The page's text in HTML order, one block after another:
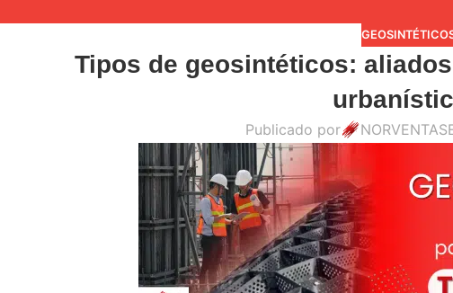
Tipos de geosintéticos:
Publicado por NORVENTAS